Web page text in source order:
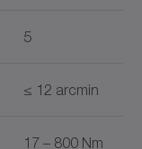
5
≤ 12 arcmin
17 – 800 Nm